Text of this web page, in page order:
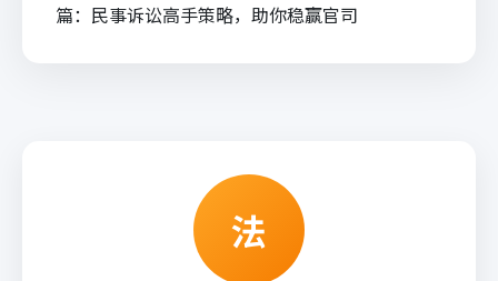
篇： 民事诉讼高手策略，助你稳赢官司
法